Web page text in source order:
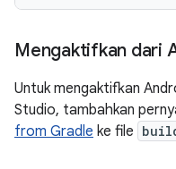
Mengaktifkan dari
Untuk mengaktifkan
Studio, tambahkan
from Gradle ke file